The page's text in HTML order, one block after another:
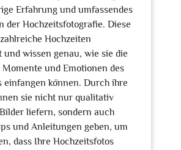
Erfahrung und umfassendes
der Hochzeitsfotografie. Diese
Hochzeiten
wissen genau, wie sie die
und Emotionen des
einfangen können. Durch ihre
sie nicht nur qualitativ
liefern, sondern auch
und Anleitungen geben, um
dass Ihre Hochzeitsfotos